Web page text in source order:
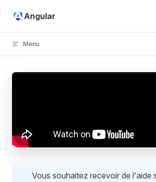
Skip to content
Angular
Menu
Vous souhaitez recevoir de l'aide